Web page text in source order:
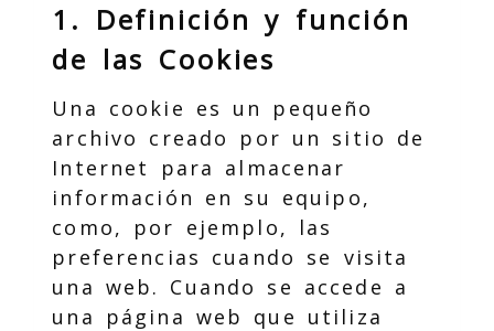
1. Definición y función
de las Cookies
Una cookie es un pequeño
archivo creado por un sitio de
Internet para almacenar
información en su equipo,
como, por ejemplo, las
preferencias cuando se visita
una web. Cuando se accede a
una página web que utiliza